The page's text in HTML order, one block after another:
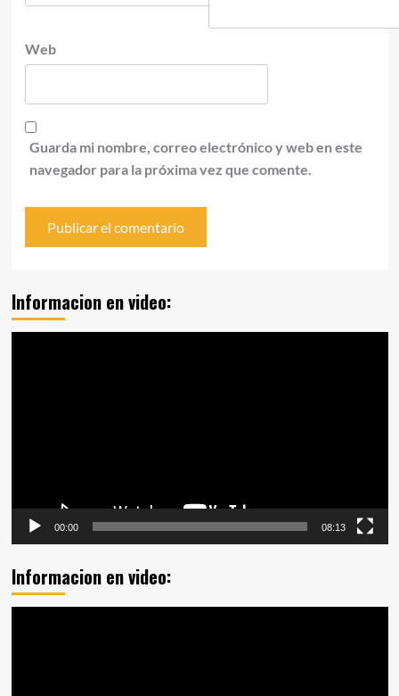
Web
Guarda mi nombre, correo electrónico y web en este
navegador para la próxima vez que comente.
Informacion en video:
00:00 08:13
Informacion en video: